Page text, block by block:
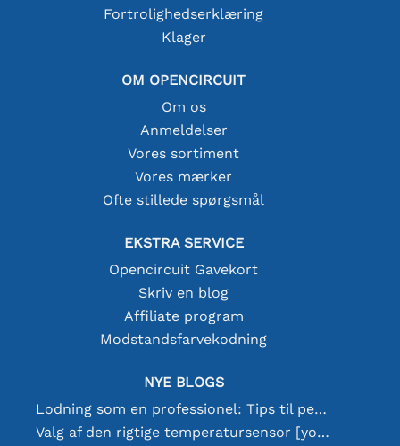
Fortrolighedserklæring
Klager
OM OPENCIRCUIT
Om os
Anmeldelser
Vores sortiment
Vores mærker
Ofte stillede spørgsmål
EKSTRA SERVICE
Opencircuit Gavekort
Skriv en blog
Affiliate program
Modstandsfarvekodning
NYE BLOGS
Lodning som en professionel: Tips til perfekte elektroniske forbindelser
Valg af den rigtige temperatursensor [youtube]